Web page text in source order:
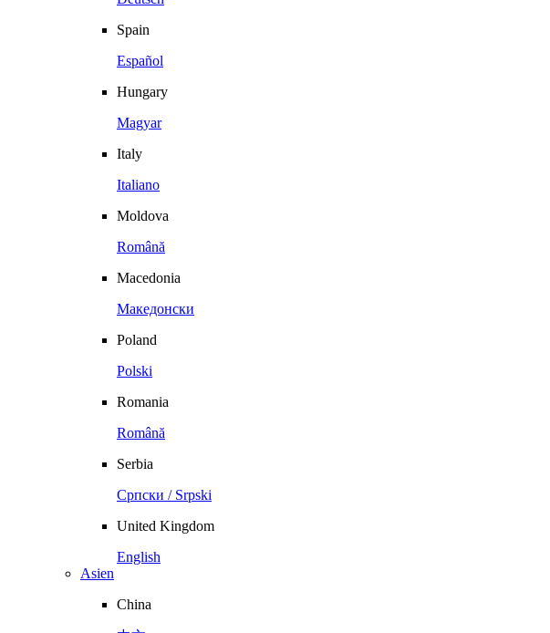
Spain
Español
Hungary
Magyar
Italy
Italiano
Moldova
Română
Macedonia
Македонски
Poland
Polski
Romania
Română
Serbia
Српски / Srpski
United Kingdom
English
Asien
China